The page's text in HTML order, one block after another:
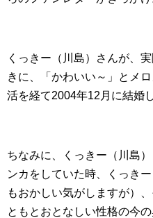
くっきー（川島）さんが、
きに、「かわいい～」とメ
活を経て2004年12月に結婚
ちなみに、くっきー（川島
ンカをしていた時、くっき
もおかしい気がしますが）
ともとおとなしい性格の今